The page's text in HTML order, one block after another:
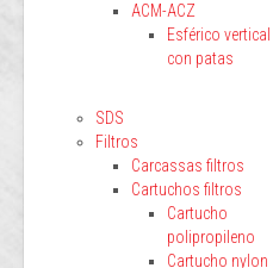
ACM-ACZ
Esférico vertical
con patas
SDS
Filtros
Carcassas filtros
Cartuchos filtros
Cartucho
polipropileno
Cartucho nylon